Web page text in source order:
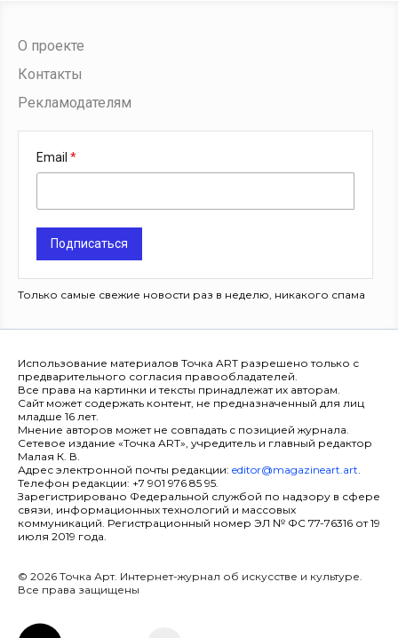
О проекте
Контакты
Рекламодателям
Email
Подписаться
Только самые свежие новости раз в неделю, никакого спама
Использование материалов Точка ART разрешено только с
предварительного согласия правообладателей.
Все права на картинки и тексты принадлежат их авторам.
Сайт может содержать контент, не предназначенный для лиц
младше 16 лет.
Мнение авторов может не совпадать с позицией журнала.
Сетевое издание «Точка ART», учредитель и главный редактор
Малая К. В.
Адрес электронной почты редакции: editor@magazineart.art.
Телефон редакции: +7 901 976 85 95.
Зарегистрировано Федеральной службой по надзору в сфере
связи, информационных технологий и массовых
коммуникаций. Регистрационный номер ЭЛ № ФС 77-76316 от 19
июля 2019 года.
© 2026 Точка Арт. Интернет-журнал об искусстве и культуре.
Все права защищены